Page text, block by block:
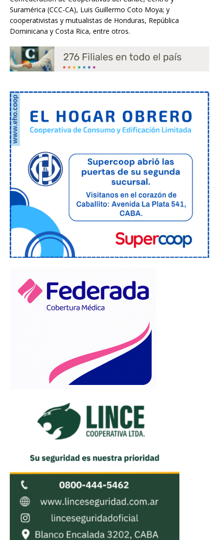
Suramérica (CCC-CA), Luis Guillermo Coto Moya; y
cooperativistas y mutualistas de Honduras, República
Dominicana y Costa Rica, entre otros.